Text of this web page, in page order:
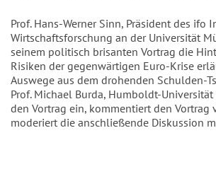
Prof. Hans-Werner Sinn, Präsident des ifo
Wirtschaftsforschung an der Universität
seinem politisch brisanten Vortrag die
Risiken der gegenwärtigen Euro-Krise
Auswege aus dem drohenden Schulden-
Prof. Michael Burda, Humboldt-
den Vortrag ein, kommentiert den Vortrag
moderiert die anschließende Diskussion